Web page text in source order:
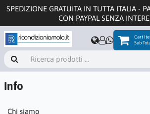
SPEDIZIONE GRATUITA IN TUTTA ITALIA -
CON PAYPAL SENZA
Cart
Sub
Info
Chi siamo